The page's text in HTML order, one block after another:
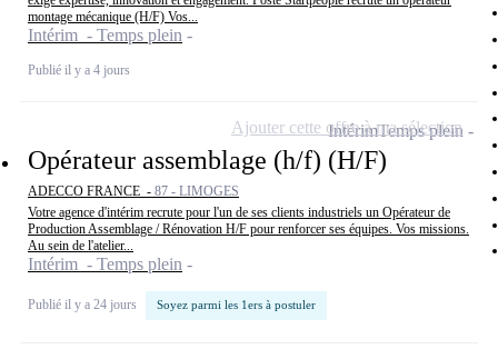
montage mécanique (H/F) Vos...
Intérim - Temps plein
Publié il y a 4 jours
Opérateur assemblage (h/f) (H/F)
ADECCO FRANCE - 87 - LIMOGES
Votre agence d'intérim recrute pour l'un de ses clients industriels un Opérateur de
Production Assemblage / Rénovation H/F pour renforcer ses équipes. Vos missions.
Au sein de l'atelier...
Intérim - Temps plein
Publié il y a 24 jours Soyez parmi les 1ers à postuler
IntérimTemps plein
Ajouter cette offre à ma sélection